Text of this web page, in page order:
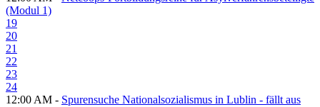
(Modul 1)
19
20
21
22
23
24
12:00 AM - Spurensuche Nationalsozialismus in Lublin - fällt aus